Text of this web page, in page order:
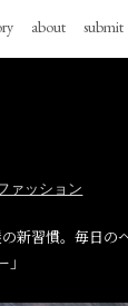
about submit
ァッション
新習慣。毎日の